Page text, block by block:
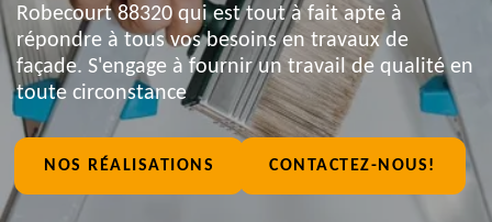
Robecourt 88320 qui est tout à fait apte à
répondre à tous vos besoins en travaux de
façade. S'engage à fournir un travail de qualité en
toute circonstance
NOS RÉALISATIONS CONTACTEZ-NOUS!